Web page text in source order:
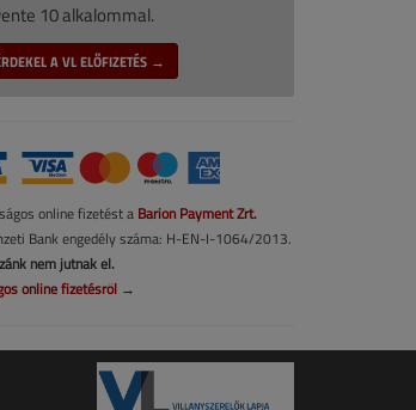
10 alkalommal.
A VL ELŐFIZETÉS →
online fizetést a Barion Payment Zrt.
Bank engedély száma: H-EN-I-1064/2013.
nem jutnak el.
online fizetésről →